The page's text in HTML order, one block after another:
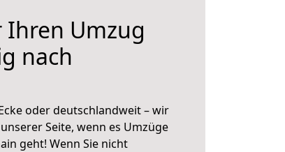
Ihren Umzug
nach
oder deutschlandweit – wir
Seite, wenn es Umzüge
geht! Wenn Sie nicht